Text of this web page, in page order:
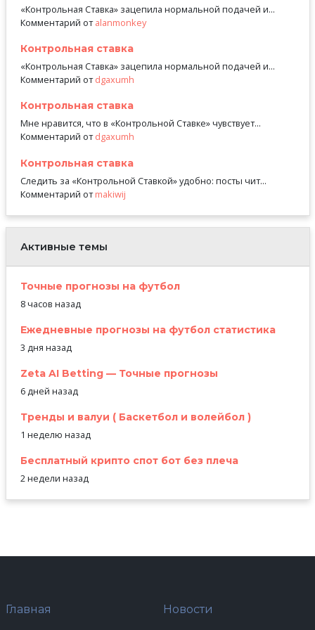
«Контрольная Ставка» зацепила нормальной подачей и...
Комментарий отalanmonkey
Контрольная ставка
«Контрольная Ставка» зацепила нормальной подачей и...
Комментарий отdgaxumh
Контрольная ставка
Мне нравится, что в «Контрольной Ставке» чувствует...
Комментарий отdgaxumh
Контрольная ставка
Следить за «Контрольной Ставкой» удобно: посты чит...
Комментарий отmakiwij
Активные темы
Точные прогнозы на футбол
8 часов назад
Ежедневные прогнозы на футбол статистика
3 дня назад
Zeta AI Betting — Точные прогнозы
6 дней назад
Тренды и валуи ( Баскетбол и волейбол )
1 неделю назад
Бесплатный крипто спот бот без плеча
2 недели назад
Главная Новости